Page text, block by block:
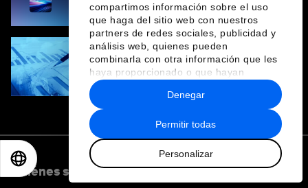
compartimos información sobre el uso
que haga del sitio web con nuestros
partners de redes sociales, publicidad y
análisis web, quienes pueden
combinarla con otra información que les
haya proporcionado o que hayan
recopilado a partir del uso que haya
hecho de sus servicios.
Permitir todas
Personalizar
Denegar
3 mentalidades para impulsar el crecimiento
en la era de la IA agéntica
Quiénes somos